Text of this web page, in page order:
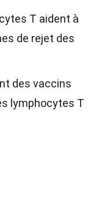
T aident à
de rejet des
des vaccins
lymphocytes T